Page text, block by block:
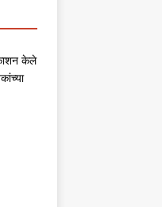
केले